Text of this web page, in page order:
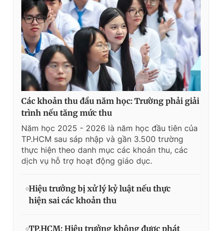
Các khoản thu đầu năm học: Trường phải giải
trình nếu tăng mức thu
Năm học 2025 - 2026 là năm học đầu tiên của
TP.HCM sau sáp nhập và gần 3.500 trường
thực hiện theo danh mục các khoản thu, các
dịch vụ hỗ trợ hoạt động giáo dục.
Hiệu trưởng bị xử lý kỷ luật nếu thực
hiện sai các khoản thu
TP.HCM: Hiệu trưởng không được phát